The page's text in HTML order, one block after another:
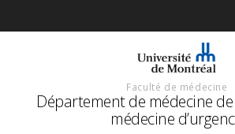
Faculté de médecine
Département de médecine
médecine